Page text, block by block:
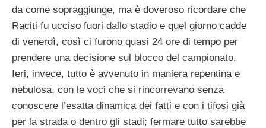
da come sopraggiunge, ma è doveroso ricordare che
Raciti fu ucciso fuori dallo stadio e quel giorno cadde
di venerdì, così ci furono quasi 24 ore di tempo per
prendere una decisione sul blocco del campionato.
Ieri, invece, tutto è avvenuto in maniera repentina e
nebulosa, con le voci che si rincorrevano senza
conoscere l’esatta dinamica dei fatti e con i tifosi già
per la strada o dentro gli stadi; fermare tutto sarebbe